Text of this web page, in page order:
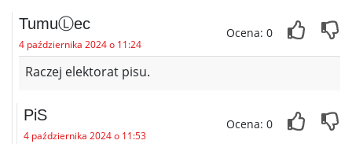
TumuⓁec
4 października 2024 o 11:24
Ocena: 0
Raczej elektorat pisu.
PiS
4 października 2024 o 11:53
Ocena: 0